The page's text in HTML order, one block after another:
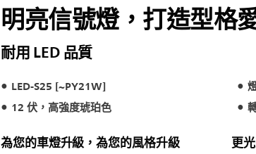
明亮信號燈，打造型格
耐用 LED 品質
LED-S25 [~PY21W]
12 伏，高強度琥珀色
為您的車燈升級，為您的風格升級 更